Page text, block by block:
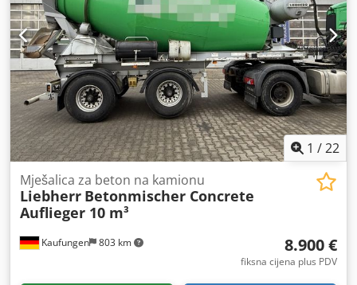
navigacijski sustav, računalo na vozilu, spojka prikolice,
središnje zaključavanje, tempomat,
1 /22
Kaufungen 803 km
Mješalica za beton na kamionu
Liebherr Betonmischer Concrete
Auflieger 10 m³
8.900 €
fiksna cijena plus PDV